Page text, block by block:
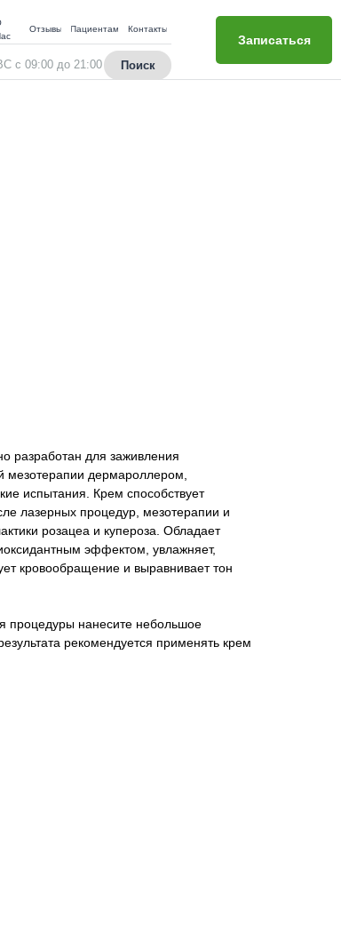
Записаться
с 09:00 до 21:00
Отзывы Пациентам
Поиск
Контакты
разработан для заживления
мезотерапии дермароллером,
испытания. Крем способствует
лазерных процедур, мезотерапии и
розацеа и купероза. Обладает
эффектом, увлажняет,
кровообращение и выравнивает тон
процедуры нанесите небольшое
рекомендуется применять крем